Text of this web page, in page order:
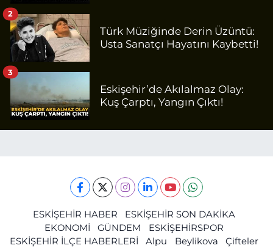
Türk Müziğinde Derin Üzüntü:
Usta Sanatçı Hayatını Kaybetti!
2
Eskişehir’de Akılalmaz Olay:
Kuş Çarptı, Yangın Çıktı!
3
ESKİŞEHİR HABER
ESKİŞEHİR SON DAKİKA
EKONOMİ
GÜNDEM
ESKİŞEHİRSPOR
ESKİŞEHİR İLÇE HABERLERİ
Alpu Beylikova
Çifteler